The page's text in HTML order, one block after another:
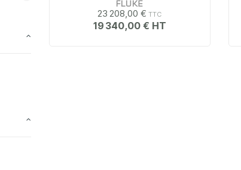
FLUKE
23 208,00 €
19 340,00 €